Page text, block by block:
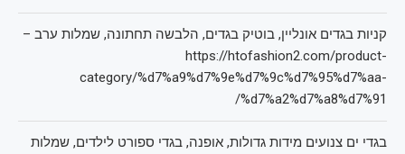
קניות בגדים אונליין, בוטיק בגדים, הלבשה תחתונה, שמלות ערב –
https://htofashion2.com/product-
category/%d7%a9%d7%9e%d7%9c%d7%95%d7%aa-
%d7%a2%d7%a8%d7%91/
בגדי ים צנועים מידות גדולות, אופנה, בגדי ספורט לילדים, שמלות